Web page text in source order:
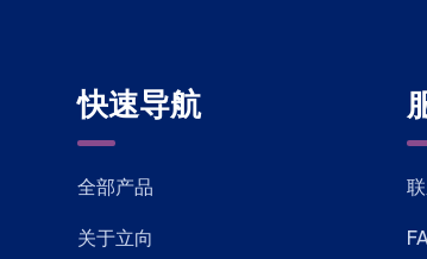
快速导航
全部产品
关于立向